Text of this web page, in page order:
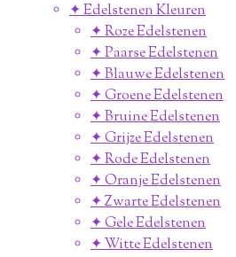
✦ Edelstenen Kleuren
✦ Roze Edelstenen
✦ Paarse Edelstenen
✦ Blauwe Edelstenen
✦ Groene Edelstenen
✦ Bruine Edelstenen
✦ Grijze Edelstenen
✦ Rode Edelstenen
✦ Oranje Edelstenen
✦ Zwarte Edelstenen
✦ Gele Edelstenen
✦ Witte Edelstenen